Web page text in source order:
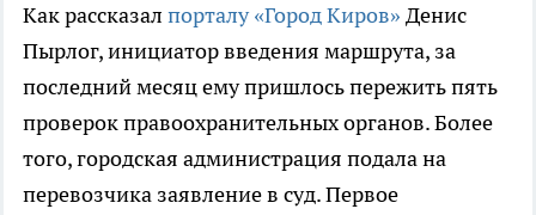
Как рассказал порталу «Город Киров» Денис
Пырлог, инициатор введения маршрута, за
последний месяц ему пришлось пережить пять
проверок правоохранительных органов. Более
того, городская администрация подала на
перевозчика заявление в суд. Первое